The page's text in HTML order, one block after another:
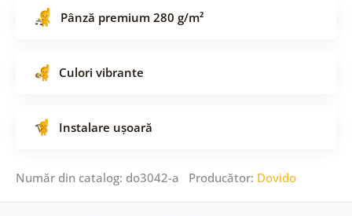
Pânză premium 280 g/m²
Culori vibrante
Instalare ușoară
Număr din catalog: do3042-a Producător: Dovido